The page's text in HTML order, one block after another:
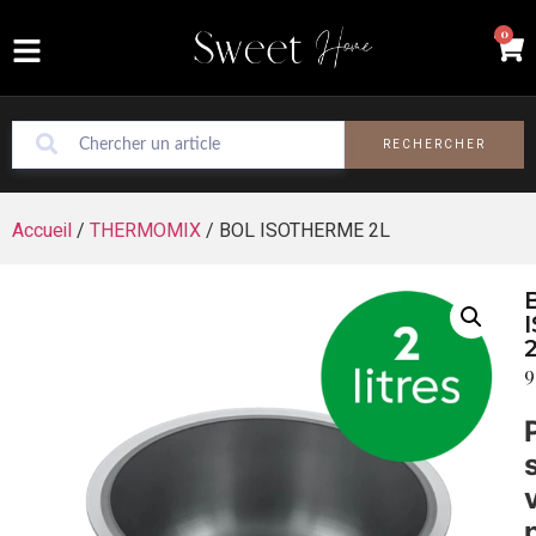
0
RECHERCHER
Accueil/ THERMOMIX/ BOL ISOTHERME 2L